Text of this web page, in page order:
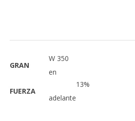
GRAN
FUERZA
W 350
en
adelante
13%